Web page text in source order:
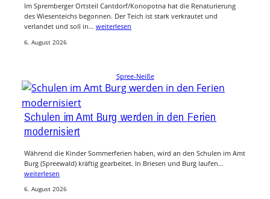
Im Spremberger Ortsteil Cantdorf/Konopotna hat die Renaturierung
des Wiesenteichs begonnen. Der Teich ist stark verkrautet und
verlandet und soll in… weiterlesen
6. August 2026
Spree-Neiße
Schulen im Amt Burg werden in den Ferien
modernisiert
Während die Kinder Sommerferien haben, wird an den Schulen im Amt
Burg (Spreewald) kräftig gearbeitet. In Briesen und Burg laufen…
weiterlesen
6. August 2026